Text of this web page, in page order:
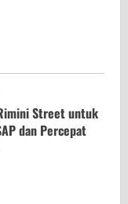
Street untuk
dan Percepat